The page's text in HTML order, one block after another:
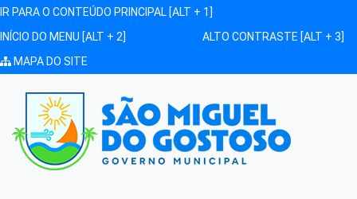
IR PARA O CONTEÚDO PRINCIPAL [ALT + 1]
INÍCIO DO MENU [ALT + 2]
ALTO CONTRASTE [ALT + 3]
MAPA DO SITE